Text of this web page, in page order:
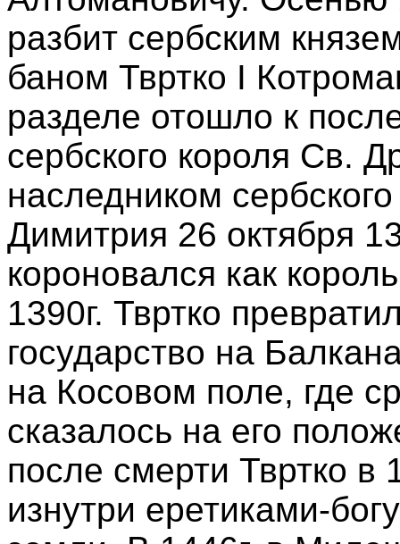
разбит сербским
баном Твртко I
разделе отошло к
сербского короля Св.
наследником
Димитрия 26 октября
короновался как
1390г. Твртко
государство на
на Косовом поле, где
сказалось на его
после смерти Твртко в
изнутри еретиками-